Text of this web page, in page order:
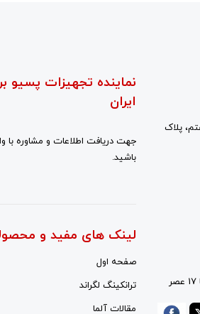
پلاک
نماینده تجهیزات پسیو
ایران
جهت دریافت اطلاعات و مشاوره
باشید.
لینک های مفید و
صفحه اول
ترانکینگ لگراند
مقالات آلما